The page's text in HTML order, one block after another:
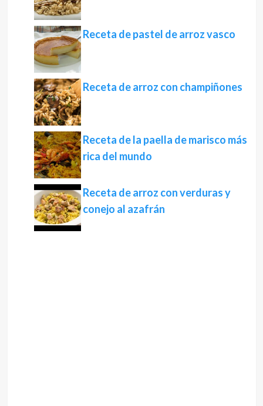
Receta de pastel de arroz vasco
Receta de arroz con champiñones
Receta de la paella de marisco más
rica del mundo
Receta de arroz con verduras y
conejo al azafrán